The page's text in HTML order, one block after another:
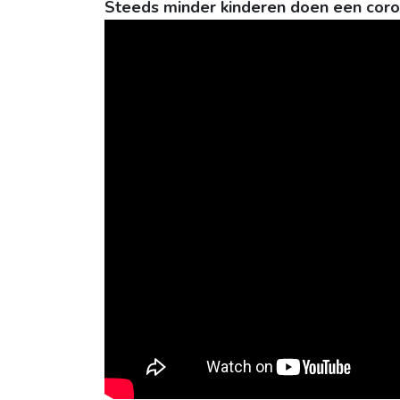
Steeds minder kinderen doen een